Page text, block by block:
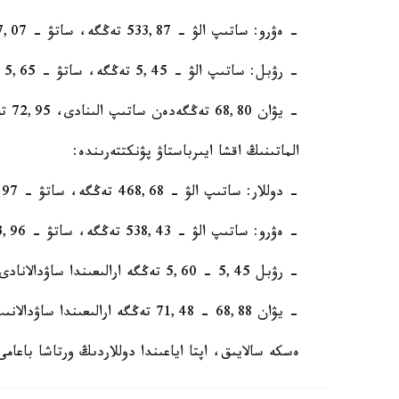
- ەۋرو: ساتىپ الۋ - 533,87 تەڭگە، ساتۋ - 537,07 تەڭگە؛
- رۋبل: ساتىپ الۋ - 5,45 تەڭگە، ساتۋ - 5,65 تەڭگە؛
- يۋان 68,80 تەڭگەدەن ساتىپ الىنادى، 72,95 تەڭگەدەن ساتىلادى.
الماتىنىڭ اقشا ايىرباستاۋ پۋنكتتەرىندە:
- دوللار: ساتىپ الۋ - 468,68 تەڭگە، ساتۋ - 470,97 تەڭگە؛
- ەۋرو: ساتىپ الۋ - 538,43 تەڭگە، ساتۋ - 543,96 تەڭگە؛
- رۋبل 5,45 - 5,60 تەڭگە ارالىعىندا ساۋدالانادى.
- يۋان 68,88 - 71,48 تەڭگە ارالىعىندا ساۋدالانىپ جاتىر.
ەسكە سالايىق، اپتا اياعىندا دوللاردىڭ ورتاشا باعامى 2,22 تەڭگەگە ءوسىپ، 469,93 تەڭگە